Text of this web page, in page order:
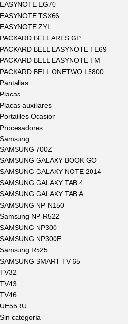
EASYNOTE EG70
EASYNOTE TSX66
EASYNOTE ZYL
PACKARD BELL ARES GP
PACKARD BELL EASYNOTE TE69
PACKARD BELL EASYNOTE TM
PACKARD BELL ONETWO L5800
Pantallas
Placas
Placas auxiliares
Portatiles Ocasion
Procesadores
Samsung
SAMSUNG 700Z
SAMSUNG GALAXY BOOK GO
SAMSUNG GALAXY NOTE 2014
SAMSUNG GALAXY TAB 4
SAMSUNG GALAXY TAB A
SAMSUNG NP-N150
Samsung NP-R522
SAMSUNG NP300
SAMSUNG NP300E
Samsung R525
SAMSUNG SMART TV 65
TV32
TV43
TV46
UE55RU
Sin categoría